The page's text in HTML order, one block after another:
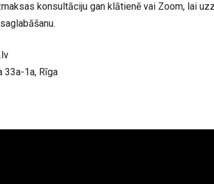
konsultāciju gan klātienē vai Zoom, lai
33a-1a, Rīga